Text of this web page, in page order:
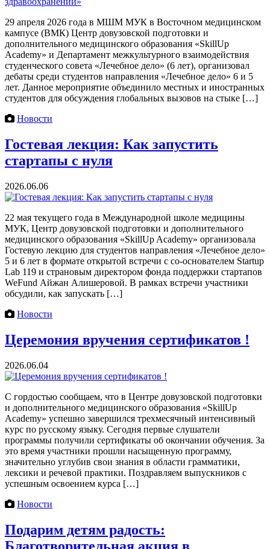
29 апреля 2026 года в МШМ МУК в Восточном медицинском
кампусе (ВМК) Центр довузовской подготовки и
дополнительного медицинского образования «SkillUp
Academy» и Департамент межкультурного взаимодействия
студенческого совета «Лечебное дело» (6 лет), организовал
дебаты среди студентов направления «Лечебное дело» 6 и 5
лет. Данное мероприятие объединило местных и иностранных
студентов для обсуждения глобальных вызовов на стыке […]
Новости
Гостевая лекция: Как запустить
стартапы с нуля
2026.06.06
22 мая текущего года в Международной школе медицины
МУК, Центр довузовской подготовки и дополнительного
медицинского образования «SkillUp Academy» организовала
Гостевую лекцию для студентов направления «Лечебное дело»
5 и 6 лет в формате открытой встречи с со-основателем Startup
Lab 119 и страновым директором фонда поддержки стартапов
WeFund Айжан Алишеровой. В рамках встречи участники
обсудили, как запускать […]
Новости
Церемония вручения сертификатов !
2026.06.04
С гордостью сообщаем, что в Центре довузовской подготовки
и дополнительного медицинского образования «SkillUp
Academy» успешно завершился трехмесячный интенсивный
курс по русскому языку. Сегодня первые слушатели
программы получили сертификаты об окончании обучения. За
это время участники прошли насыщенную программу,
значительно углубив свои знания в области грамматики,
лексики и речевой практики. Поздравляем выпускников с
успешным освоением курса […]
Новости
Подарим детям радость:
Благотворительная акция в